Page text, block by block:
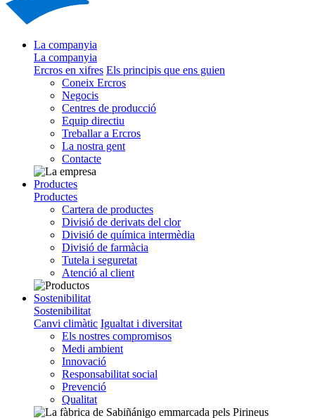
La companyia
La companyia
Ercros en xifres Els principis que ens guien
Coneix Ercros
Negocis
Centres de producció
Equip directiu
Treballar a Ercros
La nostra gent
Contacte
Productes
Productes
Cartera de productes
Divisió de derivats del clor
Divisió de química intermèdia
Divisió de farmàcia
Tutela i seguretat
Atenció al client
Sostenibilitat
Sostenibilitat
Canvi climàtic Igualtat i diversitat
Els nostres compromisos
Medi ambient
Innovació
Responsabilitat social
Prevenció
Qualitat